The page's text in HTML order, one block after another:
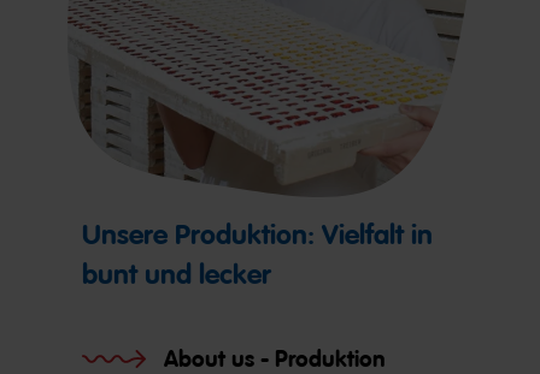
Unsere Produktion: Vielfalt in
bunt und lecker
About us - Produktion